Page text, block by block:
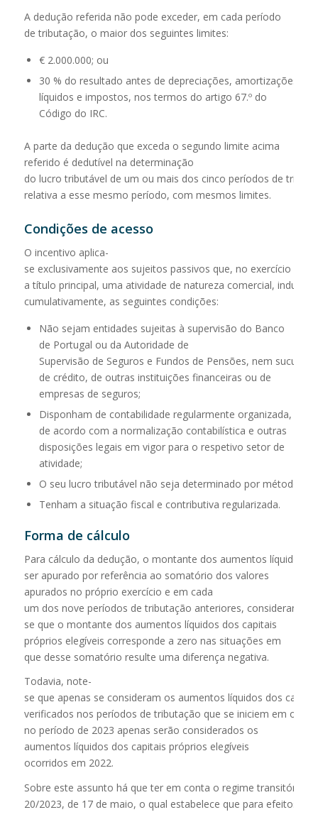
A dedução referida não pode exceder, em cada período
de tributação, o maior dos seguintes limites:
€ 2.000.000; ou
30 % do resultado antes de depreciações, amortizações,
líquidos e impostos, nos termos do artigo 67.º do
Código do IRC.
A parte da dedução que exceda o segundo limite acima
referido é dedutível na determinação
do lucro tributável de um ou mais dos cinco períodos de
relativa a esse mesmo período, com mesmos limites.
Condições de acesso
O incentivo aplica-
se exclusivamente aos sujeitos passivos que, no exercício em
a título principal, uma atividade de natureza comercial,
cumulativamente, as seguintes condições:
Não sejam entidades sujeitas à supervisão do Banco
de Portugal ou da Autoridade de
Supervisão de Seguros e Fundos de Pensões, nem
de crédito, de outras instituições financeiras ou de
empresas de seguros;
Disponham de contabilidade regularmente organizada,
de acordo com a normalização contabilística e outras
disposições legais em vigor para o respetivo setor de
atividade;
O seu lucro tributável não seja determinado por métodos
Tenham a situação fiscal e contributiva regularizada.
Forma de cálculo
Para cálculo da dedução, o montante dos aumentos líquidos
ser apurado por referência ao somatório dos valores
apurados no próprio exercício e em cada
um dos nove períodos de tributação anteriores, considerando-
se que o montante dos aumentos líquidos dos capitais
próprios elegíveis corresponde a zero nas situações em
que desse somatório resulte uma diferença negativa.
Todavia, note-
se que apenas se consideram os aumentos líquidos dos
verificados nos períodos de tributação que se iniciem em ou
no período de 2023 apenas serão considerados os
aumentos líquidos dos capitais próprios elegíveis
ocorridos em 2022.
Sobre este assunto há que ter em conta o regime transitório
20/2023, de 17 de maio, o qual estabelece que para efeitos da